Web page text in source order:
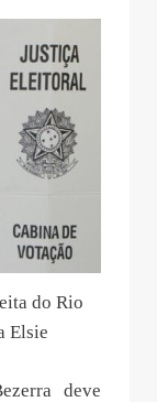
do Rio
Elsie
deve